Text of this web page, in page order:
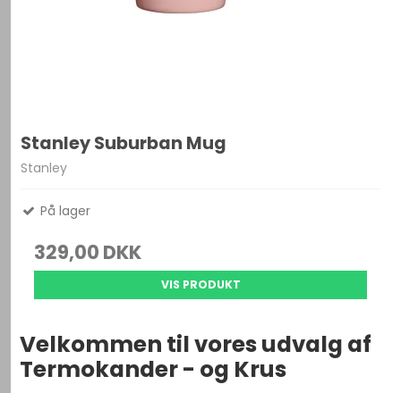
Stanley Suburban Mug
Stanley
På lager
329,00 DKK
VIS PRODUKT
Velkommen til vores udvalg af
Termokander - og Krus